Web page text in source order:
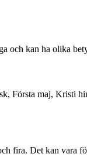
och kan ha olika
Första maj, Kristi
fira. Det kan vara